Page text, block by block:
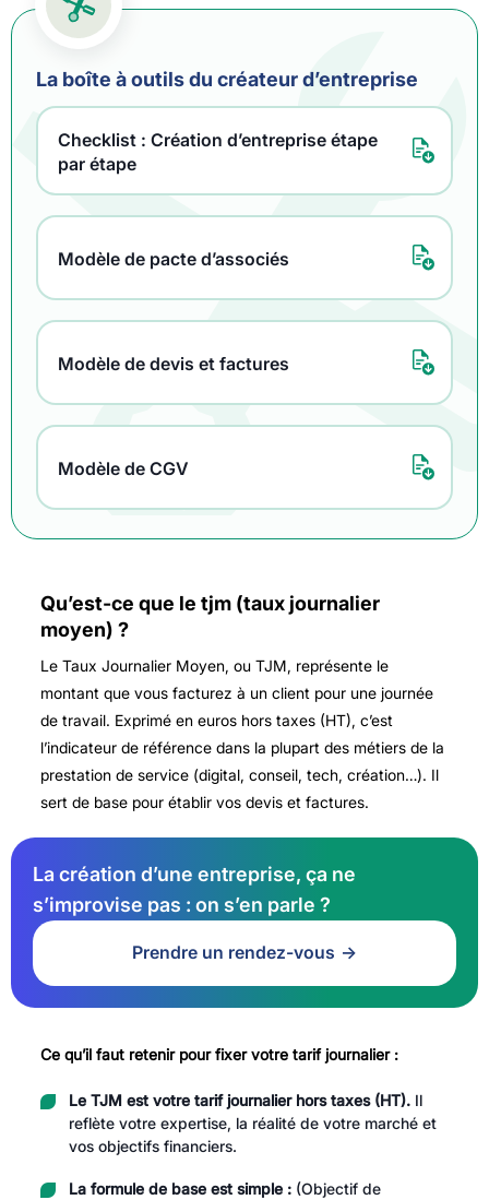
La boîte à outils du créateur d’entreprise
Checklist : Création d’entreprise étape
par étape
Modèle de pacte d’associés
Modèle de devis et factures
Modèle de CGV
Qu’est-ce que le tjm (taux journalier
moyen) ?
Le Taux Journalier Moyen, ou TJM, représente le
montant que vous facturez à un client pour une journée
de travail. Exprimé en euros hors taxes (HT), c’est
l’indicateur de référence dans la plupart des métiers de la
prestation de service (digital, conseil, tech, création…). Il
sert de base pour établir vos devis et factures.
La création d’une entreprise, ça ne
s’improvise pas : on s’en parle ?
Prendre un rendez-vous
Ce qu’il faut retenir pour fixer votre tarif journalier :
Le TJM est votre tarif journalier hors taxes (HT).Il
reflète votre expertise, la réalité de votre marché et
vos objectifs financiers.
La formule de base est simple :(Objectif de